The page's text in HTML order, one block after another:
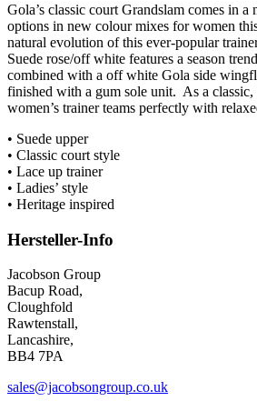
Gola’s classic court Grandslam comes in a
options in new colour mixes for women
natural evolution of this ever-popular
Suede rose/off white features a season
combined with a off white Gola side
finished with a gum sole unit. As a classic,
women’s trainer teams perfectly with
• Suede upper
• Classic court style
• Lace up trainer
• Ladies’ style
• Heritage inspired
Hersteller-Info
Jacobson Group
Bacup Road,
Cloughfold
Rawtenstall,
Lancashire,
BB4 7PA
sales@jacobsongroup.co.uk